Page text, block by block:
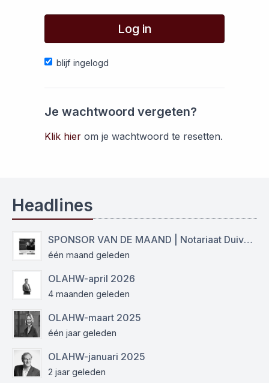
Log in
blijf ingelogd
Je wachtwoord vergeten?
Klik hier om je wachtwoord te resetten.
Headlines
SPONSOR VAN DE MAAND | Notariaat Duiven Westervoort
één maand geleden
OLAHW-april 2026
4 maanden geleden
OLAHW-maart 2025
één jaar geleden
OLAHW-januari 2025
2 jaar geleden